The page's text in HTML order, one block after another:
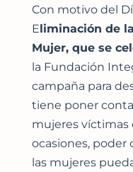
Con motivo del
Eliminación de
Mujer, que se
la Fundación
campaña para
tiene poner
mujeres víctimas
ocasiones, poder
las mujeres